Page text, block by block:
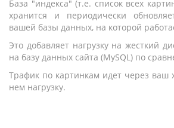
База "индекса" (т.е. список всех
хранится и периодически
вашей базы данных, на которой
Это добавляет нагрузку на жесткий
на базу данных сайта (MySQL) по
Трафик по картинкам идет через ваш
нем нагрузку.